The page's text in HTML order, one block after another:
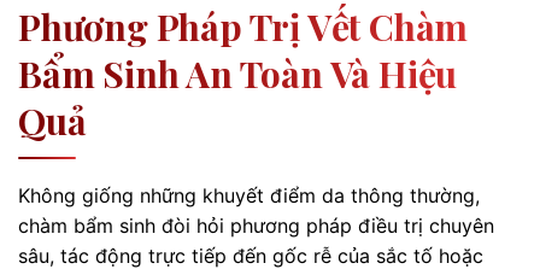
Phương Pháp Trị Vết Chàm
Bẩm Sinh An Toàn Và Hiệu
Quả
Không giống những khuyết điểm da thông thường,
chàm bẩm sinh đòi hỏi phương pháp điều trị chuyên
sâu, tác động trực tiếp đến gốc rễ của sắc tố hoặc